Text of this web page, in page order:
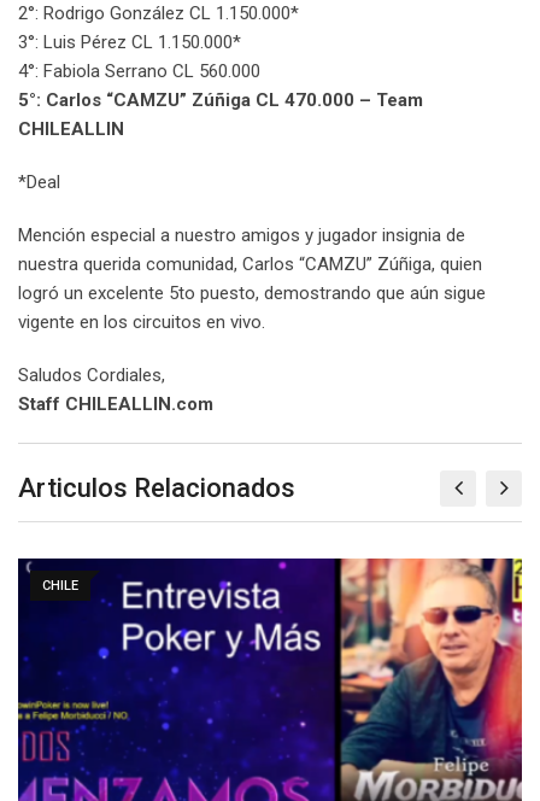
2°: Rodrigo González CL 1.150.000*
3°: Luis Pérez CL 1.150.000*
4°: Fabiola Serrano CL 560.000
5°: Carlos “CAMZU” Zúñiga CL 470.000 – Team
CHILEALLIN
*Deal
Mención especial a nuestro amigos y jugador insignia de
nuestra querida comunidad, Carlos “CAMZU” Zúñiga, quien
logró un excelente 5to puesto, demostrando que aún sigue
vigente en los circuitos en vivo.
Saludos Cordiales,
Staff CHILEALLIN.com
Articulos Relacionados
CHILE